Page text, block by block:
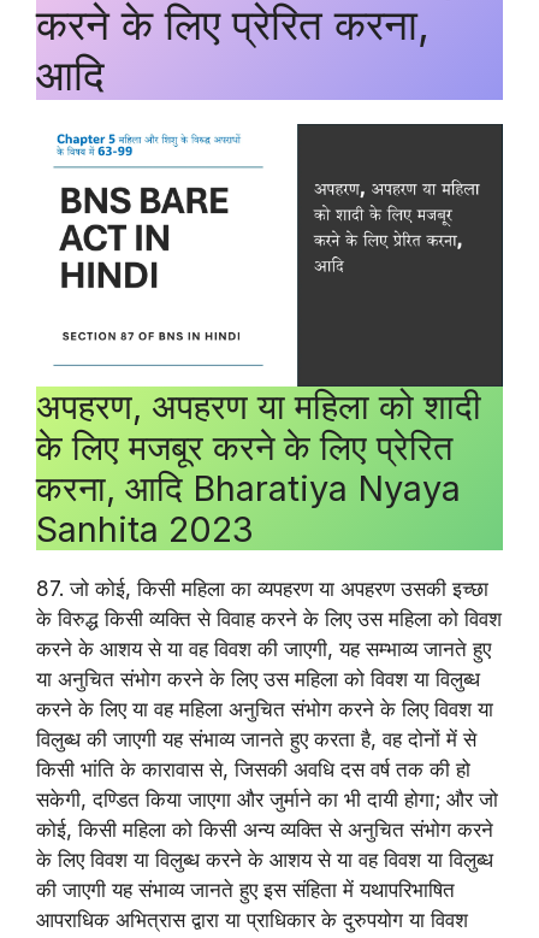
करने के लिए प्रेरित करना,
आदि
अपहरण, अपहरण या महिला को शादी
के लिए मजबूर करने के लिए प्रेरित
करना, आदि Bharatiya Nyaya
Sanhita 2023
87. जो कोई, किसी महिला का व्यपहरण या अपहरण उसकी इच्छा
के विरुद्ध किसी व्यक्ति से विवाह करने के लिए उस महिला को विवश
करने के आशय से या वह विवश की जाएगी, यह सम्भाव्य जानते हुए
या अनुचित संभोग करने के लिए उस महिला को विवश या विलुब्ध
करने के लिए या वह महिला अनुचित संभोग करने के लिए विवश या
विलुब्ध की जाएगी यह संभाव्य जानते हुए करता है, वह दोनों में से
किसी भांति के कारावास से, जिसकी अवधि दस वर्ष तक की हो
सकेगी, दण्डित किया जाएगा और जुर्माने का भी दायी होगा; और जो
कोई, किसी महिला को किसी अन्य व्यक्ति से अनुचित संभोग करने
के लिए विवश या विलुब्ध करने के आशय से या वह विवश या विलुब्ध
की जाएगी यह संभाव्य जानते हुए इस संहिता में यथापरिभाषित
आपराधिक अभित्रास द्वारा या प्राधिकार के दुरुपयोग या विवश